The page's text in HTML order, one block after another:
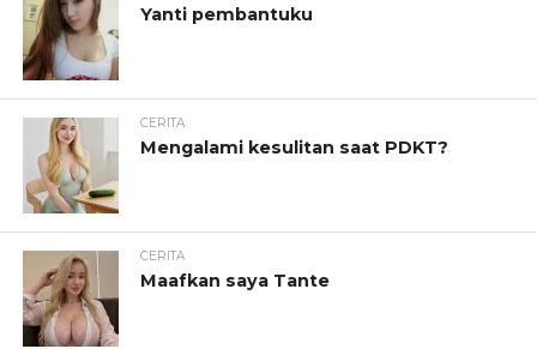
Yanti pembantuku
CERITA
Mengalami kesulitan saat PDKT?
CERITA
Maafkan saya Tante